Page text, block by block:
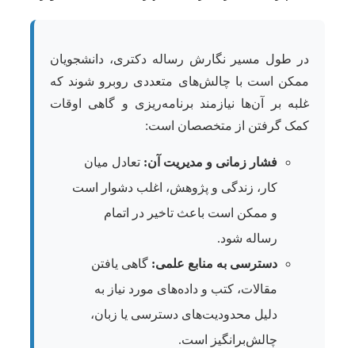
در طول مسیر نگارش رساله دکتری، دانشجویان
ممکن است با چالش‌های متعددی روبرو شوند که
غلبه بر آن‌ها نیازمند برنامه‌ریزی و گاهی اوقات
کمک گرفتن از متخصصان است:
فشار زمانی و مدیریت آن: تعادل میان
کار، زندگی و پژوهش، اغلب دشوار است
و ممکن است باعث تاخیر در اتمام
رساله شود.
دسترسی به منابع علمی: گاهی یافتن
مقالات، کتب و داده‌های مورد نیاز به
دلیل محدودیت‌های دسترسی یا زبان،
چالش‌برانگیز است.